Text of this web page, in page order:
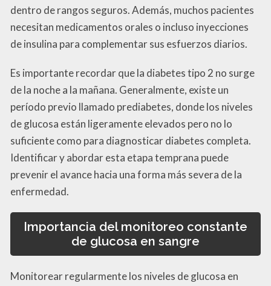
dentro de rangos seguros. Además, muchos pacientes
necesitan medicamentos orales o incluso inyecciones
de insulina para complementar sus esfuerzos diarios.
Es importante recordar que la diabetes tipo 2 no surge
de la noche a la mañana. Generalmente, existe un
período previo llamado prediabetes, donde los niveles
de glucosa están ligeramente elevados pero no lo
suficiente como para diagnosticar diabetes completa.
Identificar y abordar esta etapa temprana puede
prevenir el avance hacia una forma más severa de la
enfermedad.
Importancia del monitoreo constante
de glucosa en sangre
Monitorear regularmente los niveles de glucosa en